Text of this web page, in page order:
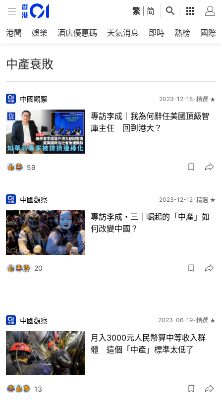
繁 简
港聞 娛樂 酒店優惠碼 天氣消息 即時 熱榜 國際
中產衰敗
中國觀察 2023-12-18 精選 ★
專訪李成｜我為何辭任美國頂級智
庫主任 回到港大？
59
中國觀察 2023-12-12 精選 ★
專訪李成・三｜崛起的「中產」如
何改變中國？
20
中國觀察 2023-06-19 精選 ★
月入3000元人民幣算中等收入群
體 這個「中產」標準太低了
13